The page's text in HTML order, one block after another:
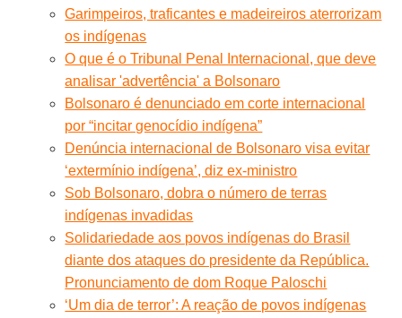
Garimpeiros, traficantes e madeireiros aterrorizam
os indígenas
O que é o Tribunal Penal Internacional, que deve
analisar 'advertência' a Bolsonaro
Bolsonaro é denunciado em corte internacional
por “incitar genocídio indígena”
Denúncia internacional de Bolsonaro visa evitar
‘extermínio indígena’, diz ex-ministro
Sob Bolsonaro, dobra o número de terras
indígenas invadidas
Solidariedade aos povos indígenas do Brasil
diante dos ataques do presidente da República.
Pronunciamento de dom Roque Paloschi
‘Um dia de terror’: A reação de povos indígenas